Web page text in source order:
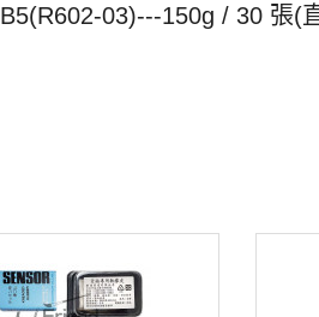
B5(R602-03)---150g / 30 張(